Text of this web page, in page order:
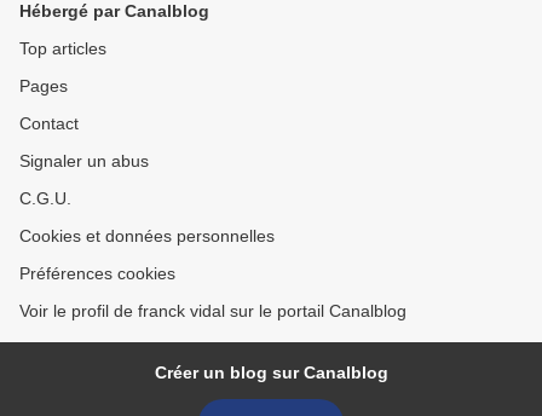
Hébergé par Canalblog
Top articles
Pages
Contact
Signaler un abus
C.G.U.
Cookies et données personnelles
Préférences cookies
Voir le profil de franck vidal sur le portail Canalblog
Créer un blog sur Canalblog